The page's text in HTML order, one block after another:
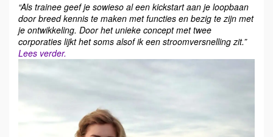
“Als trainee geef je sowieso al een kickstart aan je loopbaan
door breed kennis te maken met functies en bezig te zijn met
je ontwikkeling. Door het unieke concept met twee
corporaties lijkt het soms alsof ik een stroomversnelling zit.”
Lees verder.